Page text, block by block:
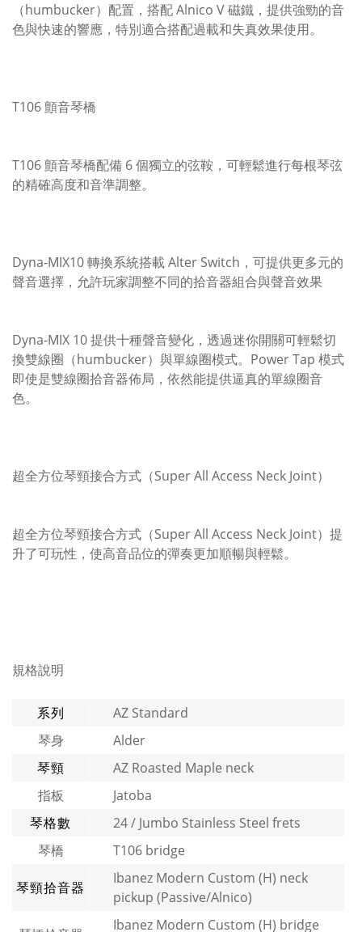
（humbucker）配置，搭配 Alnico V 磁鐵，提供強勁的音
色與快速的響應，特別適合搭配過載和失真效果使用。
T106 顫音琴橋
T106 顫音琴橋配備 6 個獨立的弦鞍，可輕鬆進行每根琴弦
的精確高度和音準調整。
Dyna-MIX10 轉換系統搭載 Alter Switch，可提供更多元的
聲音選擇，允許玩家調整不同的拾音器組合與聲音效果
Dyna-MIX 10 提供十種聲音變化，透過迷你開關可輕鬆切
換雙線圈（humbucker）與單線圈模式。Power Tap 模式
即使是雙線圈拾音器佈局，依然能提供逼真的單線圈音
色。
超全方位琴頸接合方式（Super All Access Neck Joint）
超全方位琴頸接合方式（Super All Access Neck Joint）提
升了可玩性，使高音品位的彈奏更加順暢與輕鬆。
規格說明
系列
AZ Standard
琴身
Alder
琴頸
AZ Roasted Maple neck
指板
Jatoba
琴格數
24 / Jumbo Stainless Steel frets
琴橋
T106 bridge
琴頸拾音器
Ibanez Modern Custom (H) neck
pickup (Passive/Alnico)
Ibanez Modern Custom (H) bridge